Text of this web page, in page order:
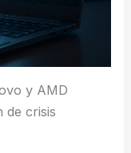
y AMD
de crisis